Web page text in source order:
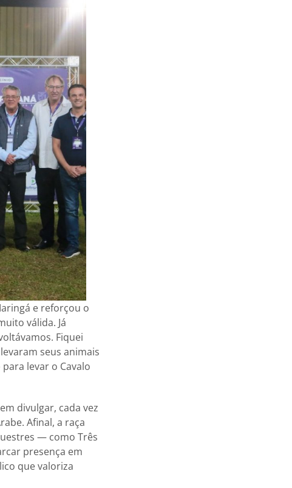
e reforçou o
válida. Já
Fiquei
seus animais
levar o Cavalo
divulgar, cada vez
Afinal, a raça
— como Três
presença em
que valoriza